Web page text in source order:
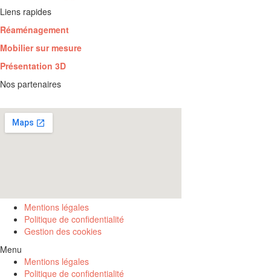
Liens rapides
Réaménagement
Mobilier sur mesure
Présentation 3D
Nos partenaires
Mentions légales
Politique de confidentialité
Gestion des cookies
Menu
Mentions légales
Politique de confidentialité